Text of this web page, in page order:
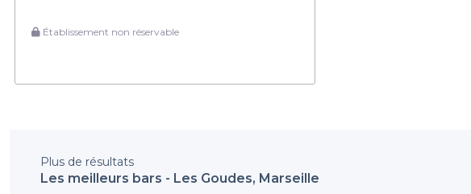
Établissement non réservable
Plus de résultats
Les meilleurs bars - Les Goudes, Marseille